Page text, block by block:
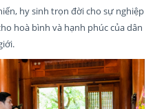
hy sinh trọn đời cho sự nghiệp
hoà bình và hạnh phúc của dân